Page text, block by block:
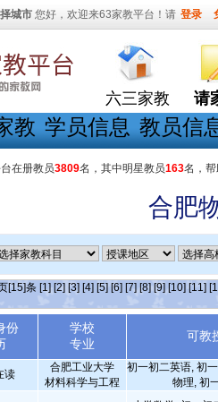
城市 您好，欢迎来63家教平台！请 登录
六三家教 请
教 学员信息 教员信
在册教员3809名，其中明星教员163名，帮
合肥
[15]条 [1] [2] [3] [4] [5] [6] [7] [8] [9] [10] [11]
份
学校
专业
可教
读
合肥工业大学
材料科学与工程
初一初二英语, 初
物理, 初